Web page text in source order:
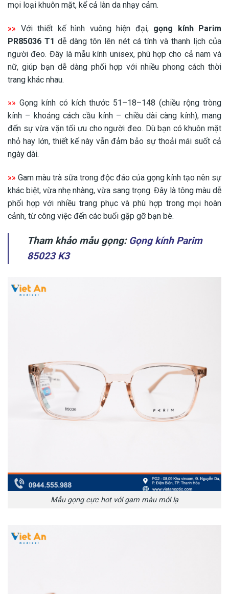
mọi loại khuôn mặt, kể cả làn da nhạy cảm.
»» Với thiết kế hình vuông hiện đại, gọng kính Parim
PR85036 T1 dễ dàng tôn lên nét cá tính và thanh lịch của
người đeo. Đây là mẫu kính unisex, phù hợp cho cả nam và
nữ, giúp bạn dễ dàng phối hợp với nhiều phong cách thời
trang khác nhau.
»» Gọng kính có kích thước 51–18–148 (chiều rộng tròng
kính – khoảng cách cầu kính – chiều dài càng kính), mang
đến sự vừa vặn tối ưu cho người đeo. Dù bạn có khuôn mặt
nhỏ hay lớn, thiết kế này vẫn đảm bảo sự thoải mái suốt cả
ngày dài.
»» Gam màu trà sữa trong độc đáo của gọng kính tạo nên sự
khác biệt, vừa nhẹ nhàng, vừa sang trọng. Đây là tông màu dễ
phối hợp với nhiều trang phục và phù hợp trong mọi hoàn
cảnh, từ công việc đến các buổi gặp gỡ bạn bè.
Tham khảo mẫu gọng: Gọng kính Parim
85023 K3
Mẫu gọng cực hot với gam màu mới lạ